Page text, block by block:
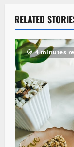
RELATED
4 minutes